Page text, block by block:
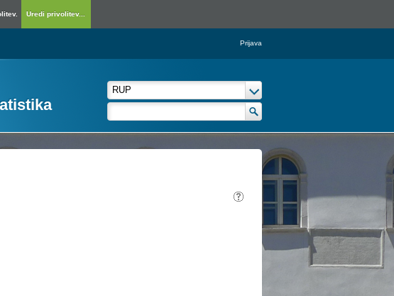
Uredi privolitev...
Prijava